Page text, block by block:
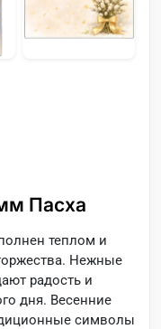
Пасха
теплом и
Нежные
радость и
дня. Весенние
символы